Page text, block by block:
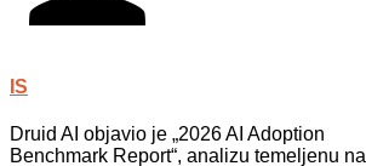
IS
Druid AI objavio je „2026 AI Adoption
Benchmark Report“, analizu temeljenu na